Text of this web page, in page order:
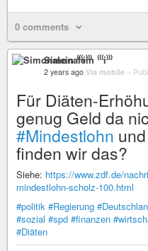
0 comments
Simonalein ⁽⁽⁽i⁾⁾⁾
2 years ago Via mobile –
Für Diäten-
genug Geld da
#Mindestlohn und
finden wir das?
Siehe: https://www.zdf.de/
mindestlohn-scholz-100.html
#politik #Regierung
#sozial #spd #finanzen
#Diäten